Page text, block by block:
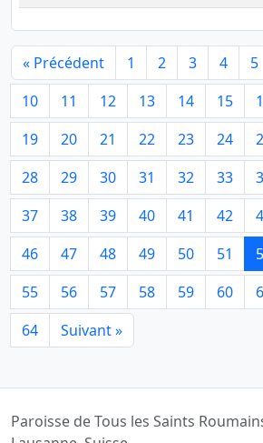
« Précédent 1 2 3 4 5
10
11 12 13 14 15
19
20 21 22 23 24
28
29 30 31 32 33
37
38 39 40 41 42
46
47 48 49 50 51
55
56 57 58 59 60
64
Suivant »
Paroisse de Tous les Saints